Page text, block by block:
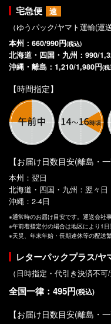
宅急便
速
（ゆうパック/ヤマト運輸(運
本州：660/990円(税込)
北海道・四国・九州：990/
沖縄・離島：1,210/1,980円(
【時間指定】
【お届け日数目安(離島・
本州：翌日
北海道・四国・九州：翌々日
沖縄：2-4日
※通常時のお届け目安です。運送会社
※午前着指定付の場合は地区により1日
※天災、年末年始・長期連休等の配送
レターパックプラス/ヤ
（日時指定・代引き決済不可
全国一律：495円(税込)
【お届け日数目安(離島・